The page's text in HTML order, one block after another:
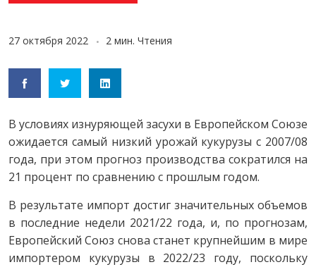
27 октября 2022 2 мин. Чтения
В условиях изнуряющей засухи в Европейском Союзе
ожидается самый низкий урожай кукурузы с 2007/08
года, при этом прогноз производства сократился на
21 процент по сравнению с прошлым годом.
В результате импорт достиг значительных объемов
в последние недели 2021/22 года, и, по прогнозам,
Европейский Союз снова станет крупнейшим в мире
импортером кукурузы в 2022/23 году, поскольку